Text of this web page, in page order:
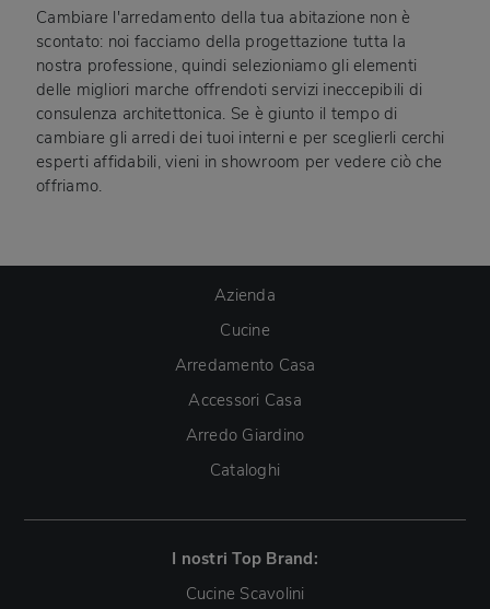
Cambiare l'arredamento della tua abitazione non è
scontato: noi facciamo della progettazione tutta la
nostra professione, quindi selezioniamo gli elementi
delle migliori marche offrendoti servizi ineccepibili di
consulenza architettonica. Se è giunto il tempo di
cambiare gli arredi dei tuoi interni e per sceglierli cerchi
esperti affidabili, vieni in showroom per vedere ciò che
offriamo.
Azienda
Cucine
Arredamento Casa
Accessori Casa
Arredo Giardino
Cataloghi
I nostri Top Brand:
Cucine Scavolini